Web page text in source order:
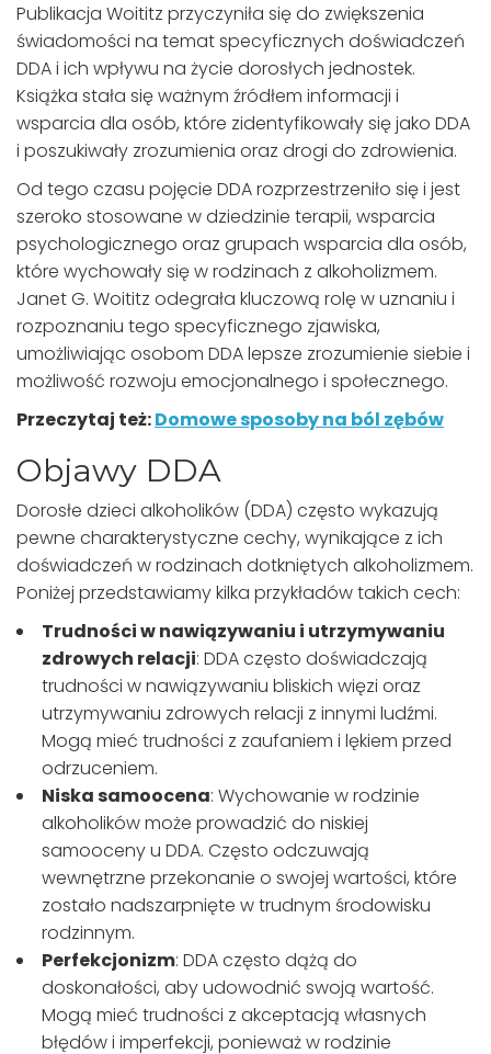
Publikacja Woititz przyczyniła się do zwiększenia
świadomości na temat specyficznych doświadczeń
DDA i ich wpływu na życie dorosłych jednostek.
Książka stała się ważnym źródłem informacji i
wsparcia dla osób, które zidentyfikowały się jako DDA
i poszukiwały zrozumienia oraz drogi do zdrowienia.
Od tego czasu pojęcie DDA rozprzestrzeniło się i jest
szeroko stosowane w dziedzinie terapii, wsparcia
psychologicznego oraz grupach wsparcia dla osób,
które wychowały się w rodzinach z alkoholizmem.
Janet G. Woititz odegrała kluczową rolę w uznaniu i
rozpoznaniu tego specyficznego zjawiska,
umożliwiając osobom DDA lepsze zrozumienie siebie i
możliwość rozwoju emocjonalnego i społecznego.
Przeczytaj też:Domowe sposoby na ból zębów
Objawy DDA
Dorosłe dzieci alkoholików (DDA) często wykazują
pewne charakterystyczne cechy, wynikające z ich
doświadczeń w rodzinach dotkniętych alkoholizmem.
Poniżej przedstawiamy kilka przykładów takich cech:
Trudności w nawiązywaniu i utrzymywaniu
zdrowych relacji: DDA często doświadczają
trudności w nawiązywaniu bliskich więzi oraz
utrzymywaniu zdrowych relacji z innymi ludźmi.
Mogą mieć trudności z zaufaniem i lękiem przed
odrzuceniem.
Niska samoocena: Wychowanie w rodzinie
alkoholików może prowadzić do niskiej
samooceny u DDA. Często odczuwają
wewnętrzne przekonanie o swojej wartości, które
zostało nadszarpnięte w trudnym środowisku
rodzinnym.
Perfekcjonizm: DDA często dążą do
doskonałości, aby udowodnić swoją wartość.
Mogą mieć trudności z akceptacją własnych
błędów i imperfekcji, ponieważ w rodzinie